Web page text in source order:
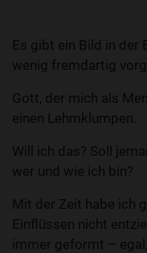
Es gibt ein Bild in der
wenig fremdartig
Gott, der mich als
einen Lehmklumpen.
Will ich das? Soll
wer und wie ich bin?
Mit der Zeit habe ich
Einflüssen nicht
immer geformt –